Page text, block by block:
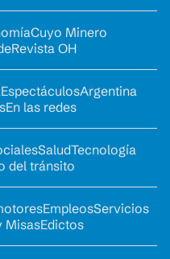
Cuyo Minero
Revista OH
EspectáculosArgentina
En las redes
SaludTecnología
del tránsito
EmpleosServicios
MisasEdictos